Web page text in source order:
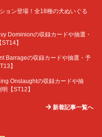
ョン登場！全18種の犬ぬいぐる
Dominionの収録カードや抽選・
】
Barrageの収録カードや抽選・予
】
Onslaughtの収録カードや抽
【ST12】
新着記事一覧へ